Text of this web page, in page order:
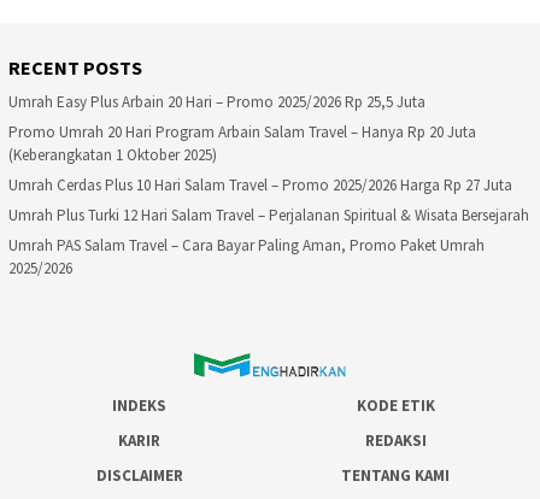
RECENT POSTS
Umrah Easy Plus Arbain 20 Hari – Promo 2025/2026 Rp 25,5 Juta
Promo Umrah 20 Hari Program Arbain Salam Travel – Hanya Rp 20 Juta
(Keberangkatan 1 Oktober 2025)
Umrah Cerdas Plus 10 Hari Salam Travel – Promo 2025/2026 Harga Rp 27 Juta
Umrah Plus Turki 12 Hari Salam Travel – Perjalanan Spiritual & Wisata Bersejarah
Umrah PAS Salam Travel – Cara Bayar Paling Aman, Promo Paket Umrah
2025/2026
INDEKS
KODE ETIK
KARIR
REDAKSI
DISCLAIMER
TENTANG KAMI